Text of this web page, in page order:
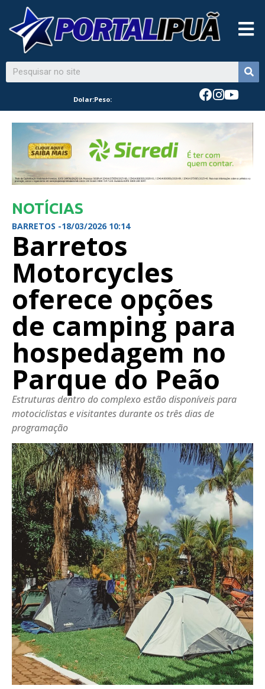
Dolar:Peso:
NOTÍCIAS
BARRETOS -18/03/2026 10:14
Barretos
Motorcycles
oferece opções
de camping para
hospedagem no
Parque do Peão
Estruturas dentro do complexo estão disponíveis para
motociclistas e visitantes durante os três dias de
programação